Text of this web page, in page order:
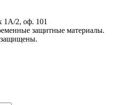
1А/2, оф. 101
защитные материалы.
защищены.